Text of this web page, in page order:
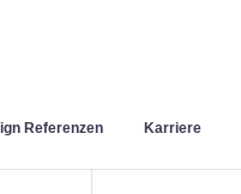
Referenzen Karriere